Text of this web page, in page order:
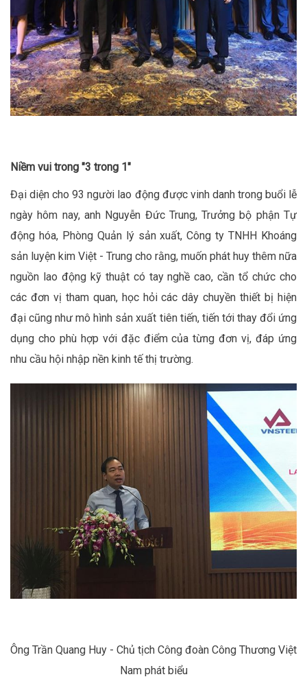
Niềm vui trong "3 trong 1"
Đại diện cho 93 người lao động được vinh danh trong buổi lễ
ngày hôm nay, anh Nguyễn Đức Trung, Trưởng bộ phận Tự
động hóa, Phòng Quản lý sản xuất, Công ty TNHH Khoáng
sản luyện kim Việt - Trung cho rằng, muốn phát huy thêm nữa
nguồn lao động kỹ thuật có tay nghề cao, cần tổ chức cho
các đơn vị tham quan, học hỏi các dây chuyền thiết bị hiện
đại cũng như mô hình sản xuất tiên tiến, tiến tới thay đổi ứng
dụng cho phù hợp với đặc điểm của từng đơn vị, đáp ứng
nhu cầu hội nhập nền kinh tế thị trường.
Ông Trần Quang Huy - Chủ tịch Công đoàn Công Thương Việt
Nam phát biểu